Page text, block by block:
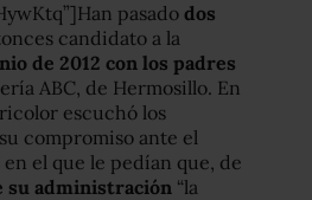
pasado dos
candidato a la
de 2012 con los padres
ABC, de Hermosillo. En
escuchó los
compromiso ante el
el que le pedían que, de
su administración “la